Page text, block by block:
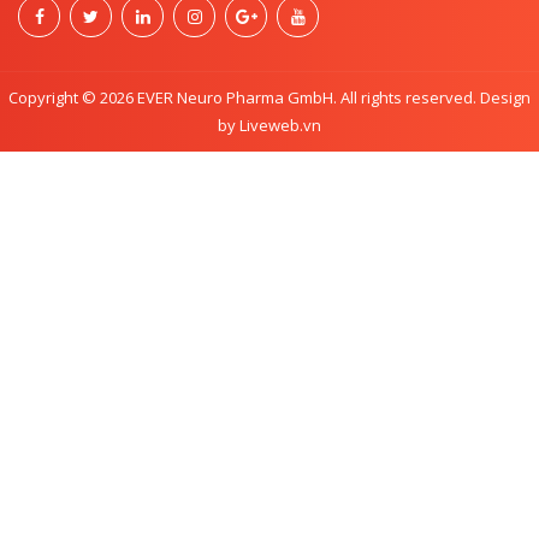
Copyright © 2026 EVER Neuro Pharma GmbH. All rights reserved. Design
by Liveweb.vn